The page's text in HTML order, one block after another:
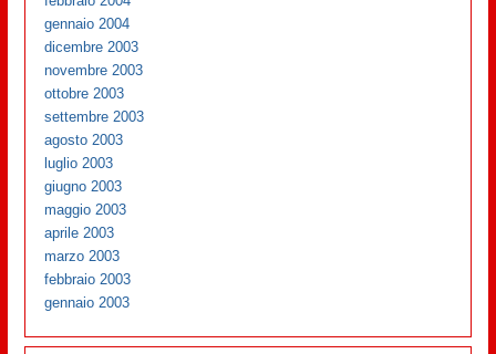
gennaio 2004
dicembre 2003
novembre 2003
ottobre 2003
settembre 2003
agosto 2003
luglio 2003
giugno 2003
maggio 2003
aprile 2003
marzo 2003
febbraio 2003
gennaio 2003